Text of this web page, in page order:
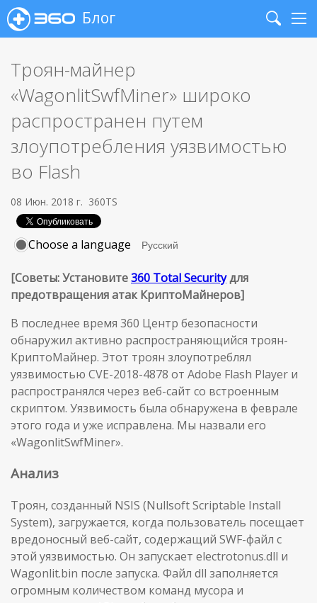
Блог
Search
Троян-майнер
«WagonlitSwfMiner» широко
распространен путем
злоупотребления уязвимостью
во Flash
08 Июн. 2018 г. 360TS
Choose a language
[Советы: Установите360 Total Securityдля
предотвращения атак КриптоМайнеров]
В последнее время 360 Центр безопасности
обнаружил активно распространяющийся троян-
КриптоМайнер. Этот троян злоупотреблял
уязвимостью CVE-2018-4878 от Adobe Flash Player и
распространялся через веб-сайт со встроенным
скриптом. Уязвимость была обнаружена в феврале
этого года и уже исправлена. Мы назвали его
«WagonlitSwfMiner».
Анализ
Троян, созданный NSIS (Nullsoft Scriptable Install
System), загружается, когда пользователь посещает
вредоносный веб-сайт, содержащий SWF-файл с
этой уязвимостью. Он запускает electrotonus.dll и
Wagonlit.bin после запуска. Файл dll заполняется
огромным количеством команд мусора и